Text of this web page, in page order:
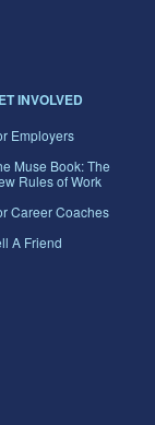
INVOLVED
Employers
Muse Book: The
Rules of Work
Career Coaches
A Friend